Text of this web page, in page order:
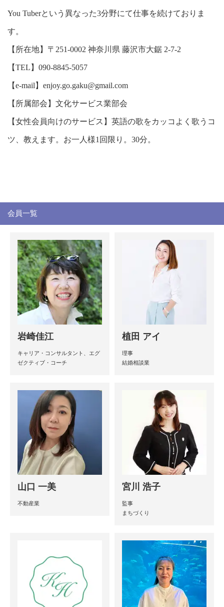
You Tuberという異なった3分野にて仕事を続けておりま
す。
【所在地】〒251-0002 神奈川県 藤沢市大鋸 2-7-2
【TEL】090-8845-5057
【e-mail】enjoy.go.gaku@gmail.com
【所属部会】文化サービス業部会
【女性会員向けのサービス】英語の歌をカッコよく歌うコ
ツ、教えます。お一人様1回限り。30分。
会員一覧
岩崎佳江
キャリア・コンサルタント、エグ
ゼクティブ・コーチ
植田 アイ
理事
結婚相談業
山口 一美
不動産業
宮川 浩子
監事
まちづくり